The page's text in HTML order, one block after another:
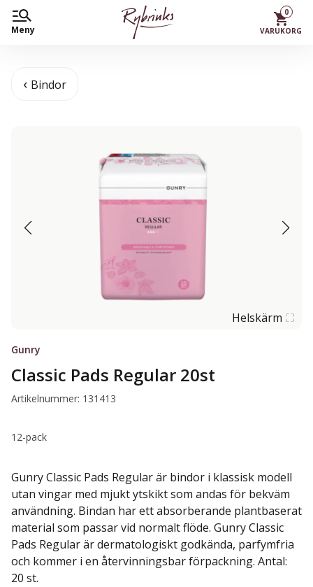
Meny
0
VARUKORG
Bindor
Helskärm
Gunry
Classic Pads Regular 20st
Artikelnummer: 131413
12-pack
Gunry Classic Pads Regular är bindor i klassisk modell
utan vingar med mjukt ytskikt som andas för bekväm
användning. Bindan har ett absorberande plantbaserat
material som passar vid normalt flöde. Gunry Classic
Pads Regular är dermatologiskt godkända, parfymfria
och kommer i en återvinningsbar förpackning. Antal:
20 st.